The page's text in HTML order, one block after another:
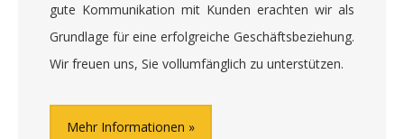
gute Kommunikation mit Kunden erachten wir als
Grundlage für eine erfolgreiche Geschäftsbeziehung.
Wir freuen uns, Sie vollumfänglich zu unterstützen.
Mehr Informationen